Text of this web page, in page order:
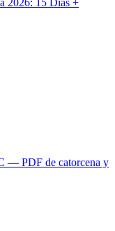
2026: 15 Días +
— PDF de catorcena y